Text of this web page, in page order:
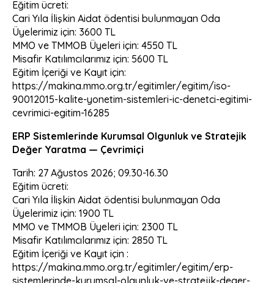
Eğitim ücreti:
Cari Yıla İlişkin Aidat ödentisi bulunmayan Oda
Üyelerimiz için: 3600 TL
MMO ve TMMOB Üyeleri için: 4550 TL
Misafir Katılımcılarımız için: 5600 TL
Eğitim İçeriği ve Kayıt için:
https://makina.mmo.org.tr/egitimler/egitim/iso-
90012015-kalite-yonetim-sistemleri-ic-denetci-egitimi-
cevrimici-egitim-16285
ERP Sistemlerinde Kurumsal Olgunluk ve Stratejik
Değer Yaratma — Çevrimiçi
Tarih: 27 Ağustos 2026; 09.30-16.30
Eğitim ücreti:
Cari Yıla İlişkin Aidat ödentisi bulunmayan Oda
Üyelerimiz için: 1900 TL
MMO ve TMMOB Üyeleri için: 2300 TL
Misafir Katılımcılarımız için: 2850 TL
Eğitim İçeriği ve Kayıt için :
https://makina.mmo.org.tr/egitimler/egitim/erp-
sistemlerinde-kurumsal-olgunluk-ve-stratejik-deger-